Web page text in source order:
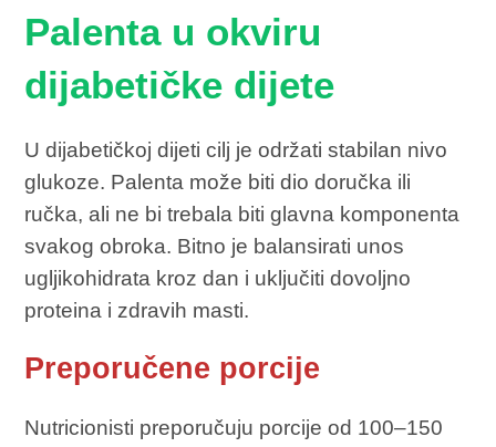
Palenta u okviru
dijabetičke dijete
U dijabetičkoj dijeti cilj je održati stabilan nivo
glukoze. Palenta može biti dio doručka ili
ručka, ali ne bi trebala biti glavna komponenta
svakog obroka. Bitno je balansirati unos
ugljikohidrata kroz dan i uključiti dovoljno
proteina i zdravih masti.
Preporučene porcije
Nutricionisti preporučuju porcije od 100–150